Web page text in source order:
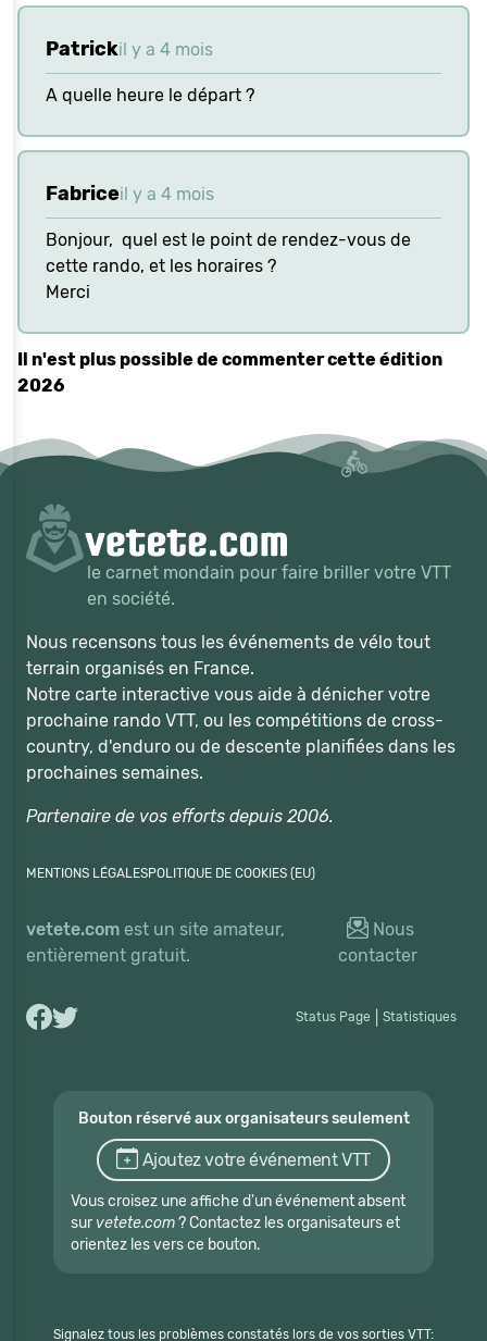
Patrickil y a 4 mois
A quelle heure le départ ?
Fabriceil y a 4 mois
Bonjour, quel est le point de rendez-vous de
cette rando, et les horaires ?
Merci
Il n'est plus possible de commenter cette édition
2026
le carnet mondain pour faire briller votre VTT
en société.
Nous recensons tous les événements de vélo tout
terrain organisés en France.
Notre carte interactive vous aide à dénicher votre
prochaine rando VTT, ou les compétitions de cross-
country, d'enduro ou de descente planifiées dans les
prochaines semaines.
Partenaire de vos efforts depuis 2006.
MENTIONS LÉGALESPOLITIQUE DE COOKIES (EU)
vetete.com est un site amateur,
entièrement gratuit.
Nous
contacter
Status Page Statistiques
Bouton réservé aux organisateurs seulement
Ajoutez votre événement VTT
Vous croisez une affiche d'un événement absent
sur vetete.com? Contactez les organisateurs et
orientez les vers ce bouton.
Signalez tous les problèmes constatés lors de vos sorties VTT: